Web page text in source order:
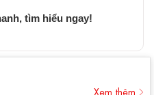
tìm hiểu ngay!
Xem thêm